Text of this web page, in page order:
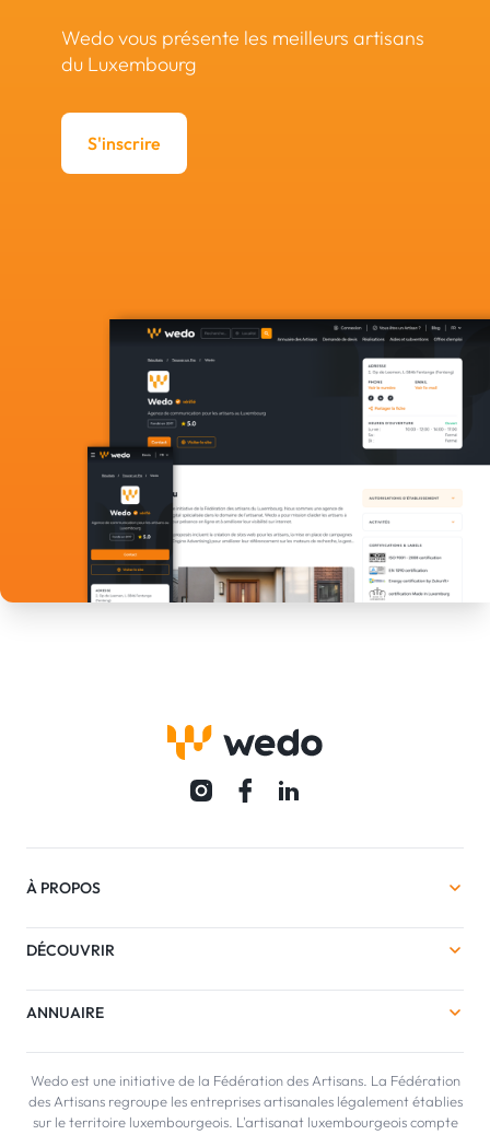
Wedo vous présente les meilleurs artisans
du Luxembourg
S'inscrire
À PROPOS
DÉCOUVRIR
ANNUAIRE
Wedo est une initiative de la Fédération des Artisans. La Fédération
des Artisans regroupe les entreprises artisanales légalement établies
sur le territoire luxembourgeois. L'artisanat luxembourgeois compte